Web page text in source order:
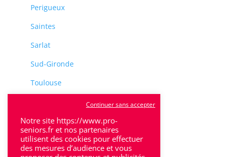
Perigueux
Saintes
Sarlat
Sud-Gironde
Toulouse
Villeneuve-Sur-Lot
Notre site https://www.pro-
seniors.fr et nos partenaires
utilisent des cookies pour effectuer
des mesures d’audience et vous
Continuer sans accepter